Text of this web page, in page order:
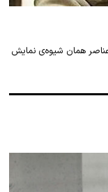
عناصر همان شیوه‌ی نمایش